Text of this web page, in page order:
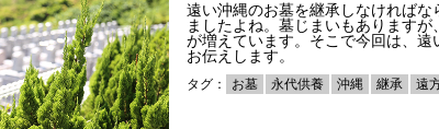
遠い沖縄のお墓を継承しなければ
ましたよね。墓じまいもあります
が増えています。そこで今回は、
お伝えします。
タグ： お墓 永代供養 沖縄 継承 遠